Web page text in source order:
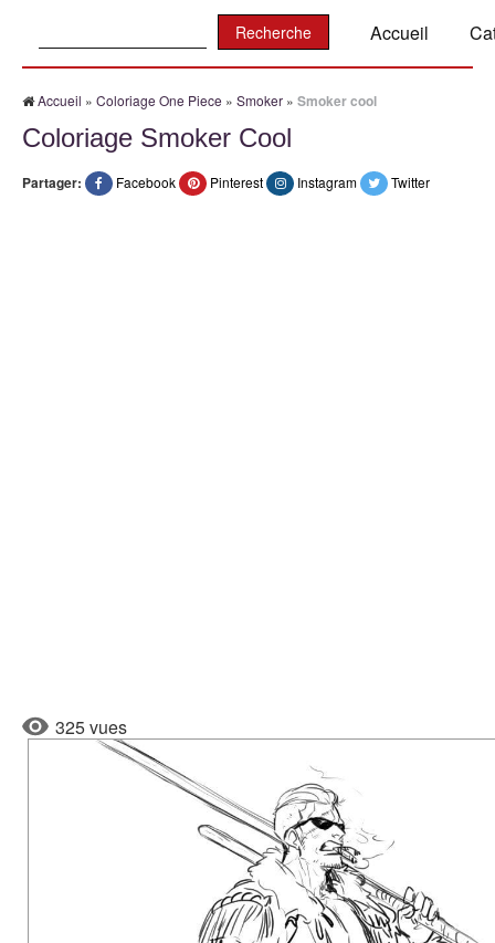
Accueil
Accueil » Coloriage One Piece » Smoker » Smoker cool
Coloriage Smoker Cool
Partager: Facebook Pinterest Instagram Twitter
325 vues